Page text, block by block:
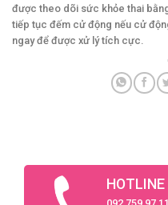
được theo dõi sức khỏe thai
tiếp tục đếm cử động nếu cử
ngay để được xử lý tích cực.
HOTLINE